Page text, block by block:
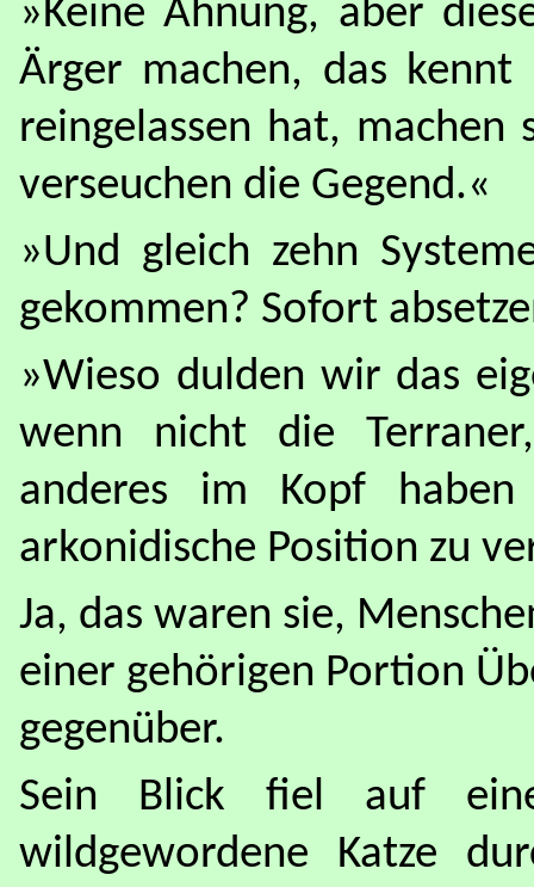
»Keine Ahnung, aber
Ärger machen, das
reingelassen hat,
verseuchen die Gegend.«
»Und gleich zehn
gekommen? Sofort
»Wieso dulden wir das
wenn nicht die
anderes im Kopf
arkonidische Position zu
Ja, das waren sie,
einer gehörigen Portion
gegenüber.
Sein Blick fiel auf
wildgewordene Katze